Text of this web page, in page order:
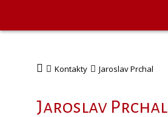
Kontakty Jaroslav Prchal
Jaroslav Prchal